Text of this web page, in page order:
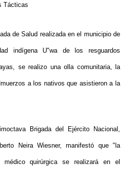
Tácticas
de Salud realizada en el municipio de
indígena U"wa de los resguardos
se realizo una olla comunitaria, la
a los nativos que asistieron a la
Brigada del Ejército Nacional,
Neira Wiesner, manifestó que" la
médico quirúrgica se realizará en el